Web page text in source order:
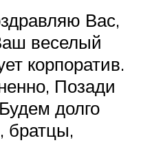
Вас,
веселый
корпоратив.
Позади
долго
братцы,